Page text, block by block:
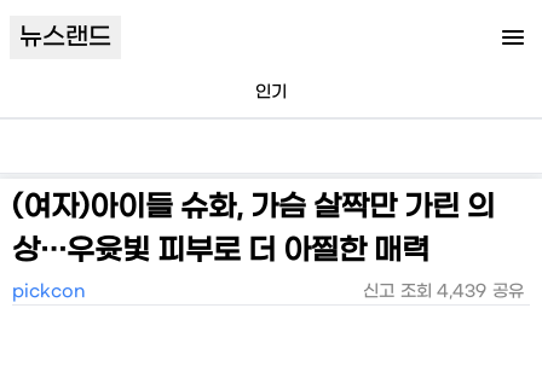
뉴스랜드
인기
(여자)아이들 슈화, 가슴 살짝만 가린 의
상…우윳빛 피부로 더 아찔한 매력
pickcon 신고 조회 4,439 공유